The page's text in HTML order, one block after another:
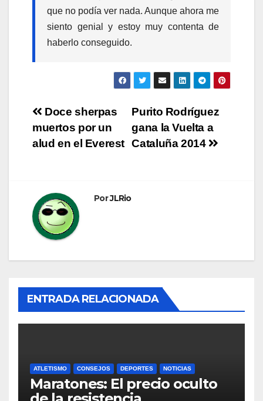
que no podía ver nada. Aunque ahora me
siento genial y estoy muy contenta de
haberlo conseguido.
Navegación
de
Purito Rodríguez
gana la Vuelta a
Cataluña 2014
Doce sherpas
muertos por un
alud en el Everest
PorJLRio
ENTRADA RELACIONADA
ATLETISMO CONSEJOS DEPORTES NOTICIAS
Maratones: El precio oculto